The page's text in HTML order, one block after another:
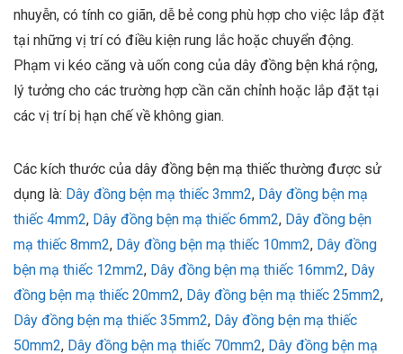
nhuyễn, có tính co giãn, dễ bẻ cong phù hợp cho việc lắp đặt
tại những vị trí có điều kiện rung lắc hoặc chuyển động.
Phạm vi kéo căng và uốn cong của dây đồng bện khá rộng,
lý tưởng cho các trường hợp cần căn chỉnh hoặc lắp đặt tại
các vị trí bị hạn chế về không gian.
Các kích thước của dây đồng bện mạ thiếc thường được sử
dụng là: Dây đồng bện mạ thiếc 3mm2, Dây đồng bện mạ
thiếc 4mm2, Dây đồng bện mạ thiếc 6mm2, Dây đồng bện
mạ thiếc 8mm2, Dây đồng bện mạ thiếc 10mm2, Dây đồng
bện mạ thiếc 12mm2, Dây đồng bện mạ thiếc 16mm2, Dây
đồng bện mạ thiếc 20mm2, Dây đồng bện mạ thiếc 25mm2,
Dây đồng bện mạ thiếc 35mm2, Dây đồng bện mạ thiếc
50mm2, Dây đồng bện mạ thiếc 70mm2, Dây đồng bện mạ